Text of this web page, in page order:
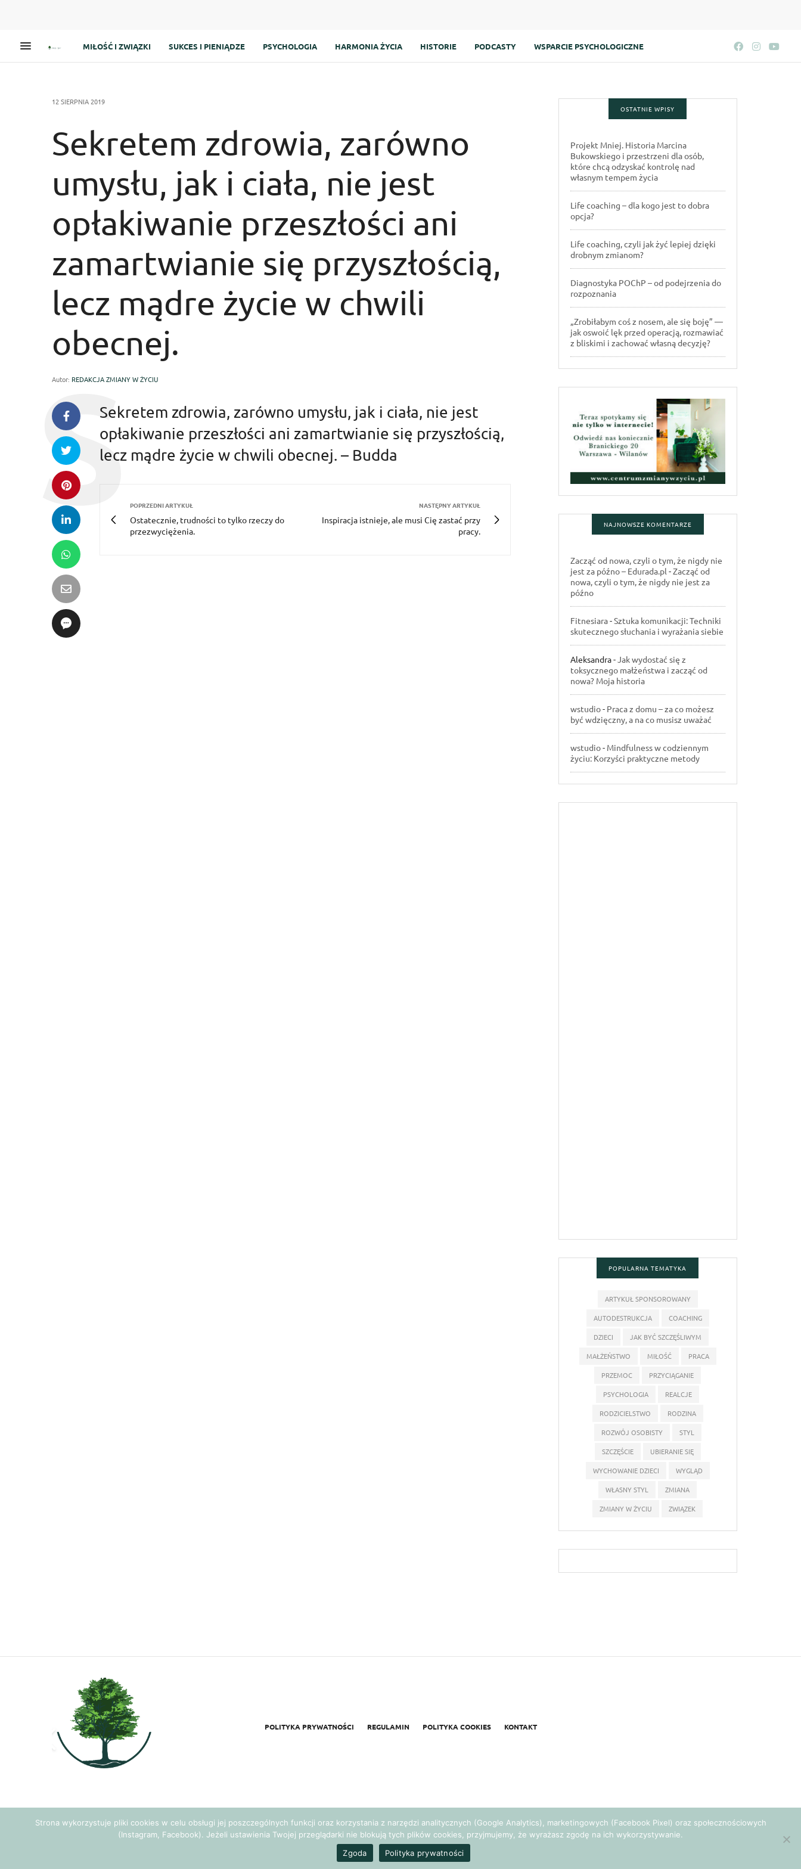
MIŁOŚĆ I ZWIĄZKI SUKCES I PIENIĄDZE PSYCHOLOGIA HARMONIA ŻYCIA HISTORIE PODCASTY WSPARCIE PSYCHOLOGICZNE
12 SIERPNIA 2019
Sekretem zdrowia, zarówno
umysłu, jak i ciała, nie jest
opłakiwanie przeszłości ani
zamartwianie się przyszłością,
lecz mądre życie w chwili
obecnej.
Autor: REDAKCJA ZMIANY W ŻYCIU
Sekretem zdrowia, zarówno umysłu, jak i ciała, nie jest
opłakiwanie przeszłości ani zamartwianie się przyszłością,
lecz mądre życie w chwili obecnej. – Budda
POPRZEDNI ARTYKUŁ
Ostatecznie, trudności to tylko rzeczy do
przezwyciężenia.
NASTĘPNY ARTYKUŁ
Inspiracja istnieje, ale musi Cię zastać przy
pracy.
OSTATNIE WPISY
Projekt Mniej. Historia Marcina
Bukowskiego i przestrzeni dla osób,
które chcą odzyskać kontrolę nad
własnym tempem życia
Life coaching – dla kogo jest to dobra
opcja?
Life coaching, czyli jak żyć lepiej dzięki
drobnym zmianom?
Diagnostyka POChP – od podejrzenia do
rozpoznania
„Zrobiłabym coś z nosem, ale się boję” —
jak oswoić lęk przed operacją, rozmawiać
z bliskimi i zachować własną decyzję?
NAJNOWSZE KOMENTARZE
Zacząć od nowa, czyli o tym, że nigdy nie
jest za późno – Edurada.pl -Zacząć od
nowa, czyli o tym, że nigdy nie jest za
późno
Fitnesiara-Sztuka komunikacji: Techniki
skutecznego słuchania i wyrażania siebie
Aleksandra-Jak wydostać się z
toksycznego małżeństwa i zacząć od
nowa? Moja historia
wstudio- Praca z domu – za co możesz
być wdzięczny, a na co musisz uważać
wstudio- Mindfulness w codziennym
życiu: Korzyści praktyczne metody
POPULARNA TEMATYKA
ARTYKUŁ SPONSOROWANY
AUTODESTRUKCJA
COACHING
DZIECI
JAK BYĆ SZCZĘŚLIWYM
MAŁŻEŃSTWO
MIŁOŚĆ
PRACA
PRZEMOC
PRZYCIĄGANIE
PSYCHOLOGIA
REALCJE
RODZICIELSTWO
RODZINA
ROZWÓJ OSOBISTY
STYL
SZCZĘŚCIE
UBIERANIE SIĘ
WYCHOWANIE DZIECI
WYGLĄD
WŁASNY STYL
ZMIANA
ZMIANY W ŻYCIU
ZWIĄZEK
POLITYKA PRYWATNOŚCI REGULAMIN POLITYKA COOKIES KONTAKT
Realizacja: Agencja Marketingowa Ambitnamarka.pl
Strona wykorzystuje pliki cookies w celu obsługi jej poszczególnych funkcji oraz korzystania z narzędzi analitycznych (Google Analytics), marketingowych (Facebook Pixel) oraz społecznościowych
(Instagram, Facebook). Jeżeli ustawienia Twojej przeglądarki nie blokują tych plików cookies, przyjmujemy, że wyrażasz zgodę na ich wykorzystywanie.
Zgoda
Polityka prywatności